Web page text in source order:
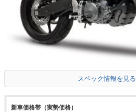
スペック情報を見る
新車価格帯（実勢価格）